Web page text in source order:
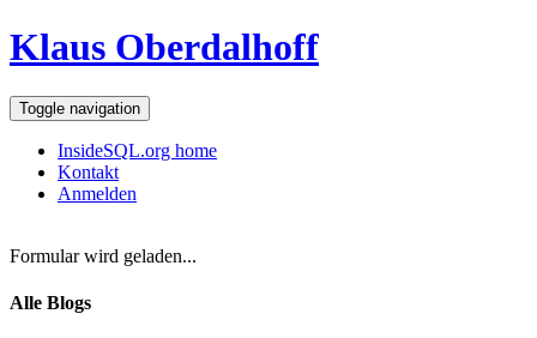
Klaus Oberdalhoff
Toggle navigation
InsideSQL.org home
Kontakt
Anmelden
Formular wird geladen...
Alle Blogs